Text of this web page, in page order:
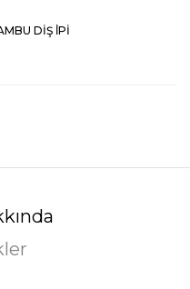
DIŞ İPI